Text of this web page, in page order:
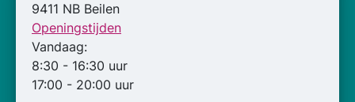
9411 NB Beilen
Openingstijden
Vandaag:
8:30 - 16:30 uur
17:00 - 20:00 uur